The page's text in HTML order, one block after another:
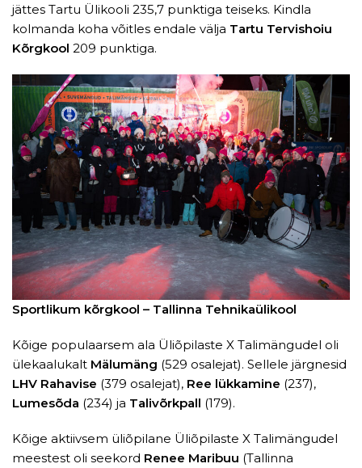
jättes Tartu Ülikooli 235,7 punktiga teiseks. Kindla
kolmanda koha võitles endale välja Tartu Tervishoiu
Kõrgkool 209 punktiga.
Sportlikum kõrgkool – Tallinna Tehnikaülikool
Kõige populaarsem ala Üliõpilaste X Talimängudel oli
ülekaalukalt Mälumäng (529 osalejat). Sellele järgnesid
LHV Rahavise (379 osalejat), Ree lükkamine (237),
Lumesõda (234) ja Talivõrkpall (179).
Kõige aktiivsem üliõpilane Üliõpilaste X Talimängudel
meestest oli seekord Renee Maribuu (Tallinna